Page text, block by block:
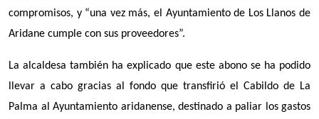
compromisos, y “una vez más, el Ayuntamiento de Los Llanos de
Aridane cumple con sus proveedores”.
La alcaldesa también ha explicado que este abono se ha podido
llevar a cabo gracias al fondo que transfirió el Cabildo de La
Palma al Ayuntamiento aridanense, destinado a paliar los gastos